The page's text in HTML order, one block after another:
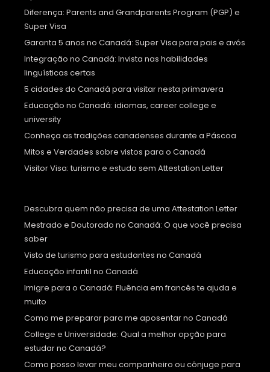
Diferença: Parents and Grandparents Program (PGP) e
Super Visa
Garanta 5 anos no Canadá: Super Visa para pais e avós
Integração no Canadá: Invista nas habilidades
linguísticas certas
5 cidades do Canadá para visitar nesta primavera
Educação no Canadá: idiomas, career college e
university
Conheça as tradições canadenses durante a Páscoa
Mitos e Verdades sobre vistos para o Canadá
Visitor Visa: turismo e estudo sem Attestation Letter
Descubra quem não precisa de uma Attestation Letter
Mestrado e Doutorado no Canadá: O que você precisa
saber
Visto de turismo para estudantes no Canadá
Educação infantil no Canadá
Imigre para o Canadá: Fluência em francês te ajuda e
muito
Como me preparar para me aposentar no Canadá
College e Universidade: Qual a melhor opção para
estudar no Canadá?
Como posso levar meu companheiro ou cônjuge para